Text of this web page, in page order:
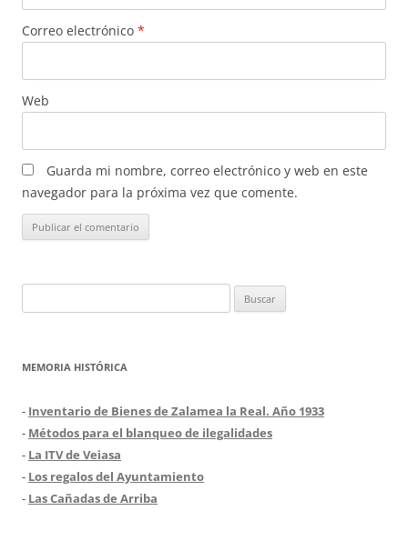
Correo electrónico *
Web
Guarda mi nombre, correo electrónico y web en este
navegador para la próxima vez que comente.
MEMORIA HISTÓRICA
- Inventario de Bienes de Zalamea la Real. Año 1933
- Métodos para el blanqueo de ilegalidades
- La ITV de Veiasa
- Los regalos del Ayuntamiento
- Las Cañadas de Arriba